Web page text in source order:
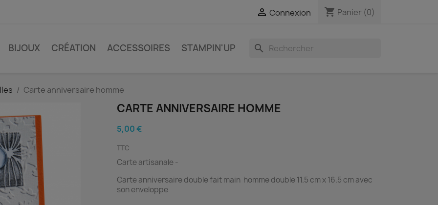
 Connexion shopping_cart Panier (0)
BIJOUX CRÉATION ACCESSOIRES STAMPIN'UP search
Carte anniversaire homme
CARTE ANNIVERSAIRE HOMME
5,00 €
TTC
Carte artisanale -
Carte anniversaire double fait main homme double 11.5 cm x 16.5 cm avec
son enveloppe